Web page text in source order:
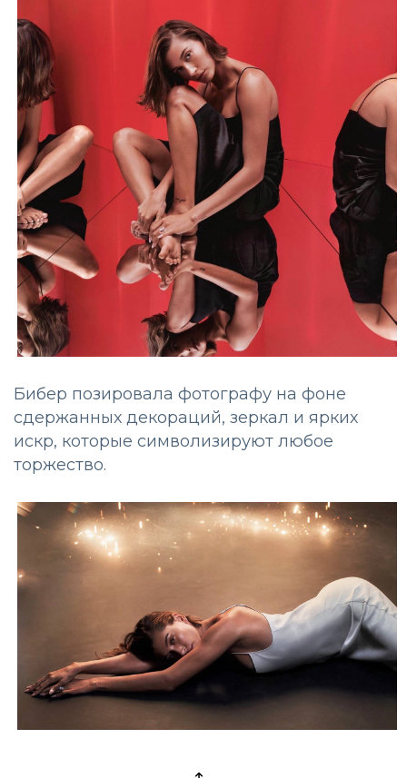
Бибер позировала фотографу на фоне
сдержанных декораций, зеркал и ярких
искр, которые символизируют любое
торжество.